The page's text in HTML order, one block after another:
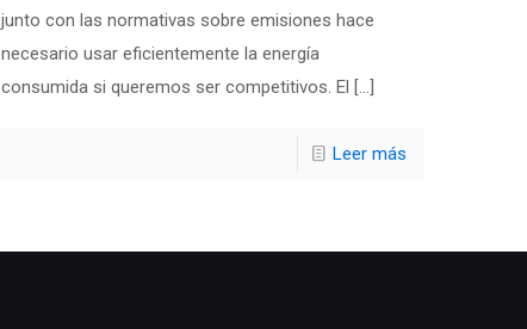
junto con las normativas sobre emisiones hace
necesario usar eficientemente la energía
consumida si queremos ser competitivos. El
[…]
Leer más